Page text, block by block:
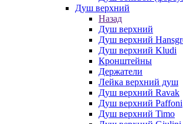
Душ верхний
Назад
Душ верхний
Душ верхний
Душ верхний Kludi
Кронштейны
Держатели
Лейка верхний душ
Душ верхний Ravak
Душ верхний Paffoni
Душ верхний Timo